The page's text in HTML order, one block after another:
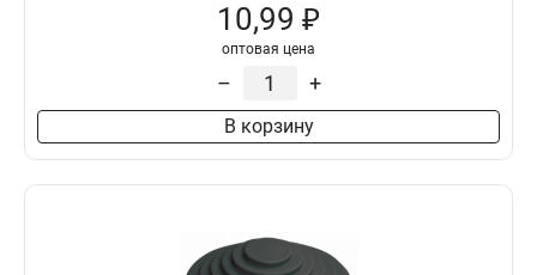
10,99 ₽
оптовая цена
– +
В корзину